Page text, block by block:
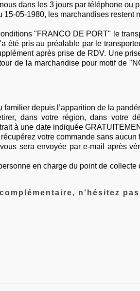
dans les 3 jours par téléphone ou
05-1980, les marchandises restent
"FRANCO DE PORT" le
été pris au préalable par le
après prise de RDV. Une
de la marchandise pour motif de
depuis l’apparition de la
dans votre région, dans votre
à une date indiquée
votre commande sans
sera envoyée par e-mail après
en charge du point de
n'hésitez